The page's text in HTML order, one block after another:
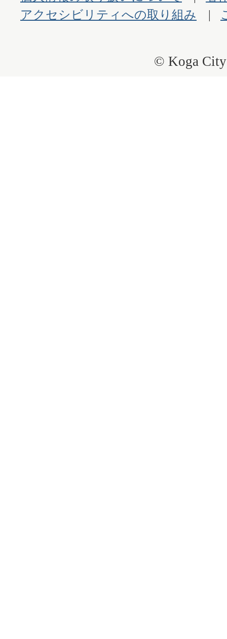
アクセシビリティへの取り組み
© Koga City